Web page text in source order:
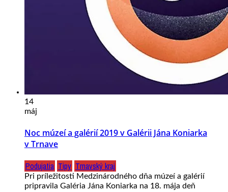
14
máj
Noc múzeí a galérií 2019 v Galérii Jána Koniarka
v Trnave
Podujatia Tipy Trnavský kraj
Pri príležitosti Medzinárodného dňa múzeí a galérií
pripravila Galéria Jána Koniarka na 18. mája deň